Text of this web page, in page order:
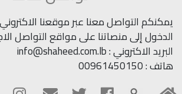
يمكنكم التواصل معنا عبر موقعنا
الدخول إلى منصاتنا على مواقع التواصل
البريد الاكتروني : info@shaheed.com.lb
هاتف : 00961450150